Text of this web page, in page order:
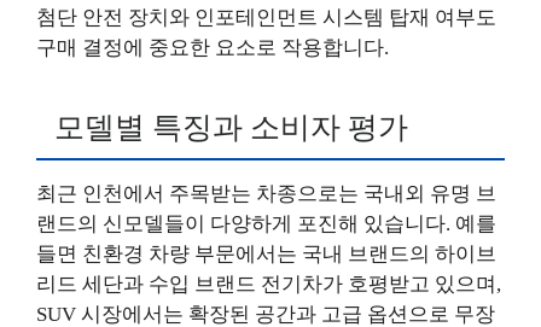
첨단 안전 장치와 인포테인먼트 시스템 탑재 여부도
구매 결정에 중요한 요소로 작용합니다.
모델별 특징과 소비자 평가
최근 인천에서 주목받는 차종으로는 국내외 유명 브
랜드의 신모델들이 다양하게 포진해 있습니다. 예를
들면 친환경 차량 부문에서는 국내 브랜드의 하이브
리드 세단과 수입 브랜드 전기차가 호평받고 있으며,
SUV 시장에서는 확장된 공간과 고급 옵션으로 무장